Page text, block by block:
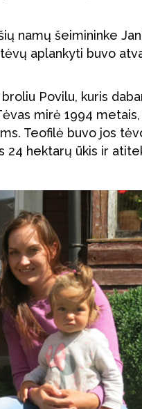
namų šeimininke
aplankyti buvo
Povilu, kuris
mirė 1994
Teofilė buvo jos
24 hektarų ūkis ir